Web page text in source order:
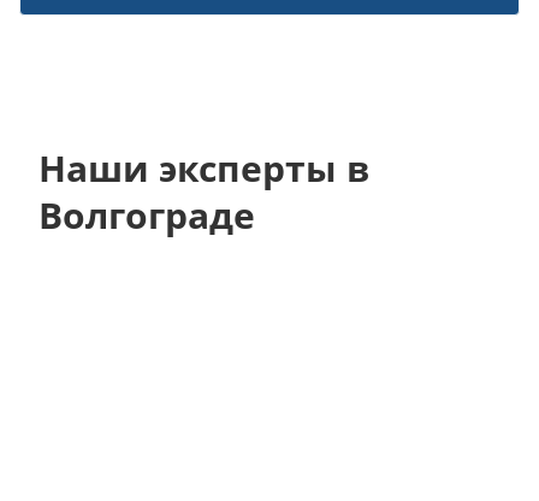
Наши эксперты в
Волгограде